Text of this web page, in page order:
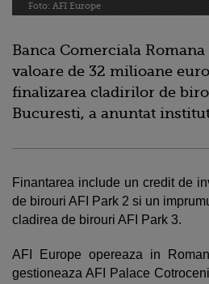
Foto: AFI Europe
Banca Comerciala
valoare de 32 milioane
finalizarea cladirilor de
Bucuresti, a anuntat
Finantarea include un credit de
de birouri AFI Park 2 si un
cladirea de birouri AFI Park 3.
AFI Europe opereaza in
gestioneaza AFI Palace